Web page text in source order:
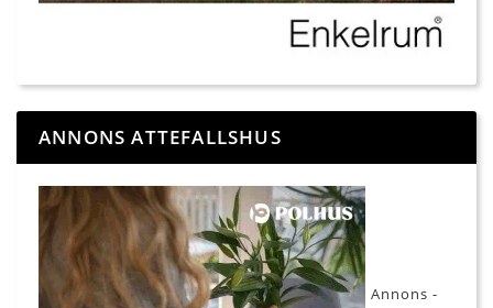
ANNONS ATTEFALLSHUS
Annons -